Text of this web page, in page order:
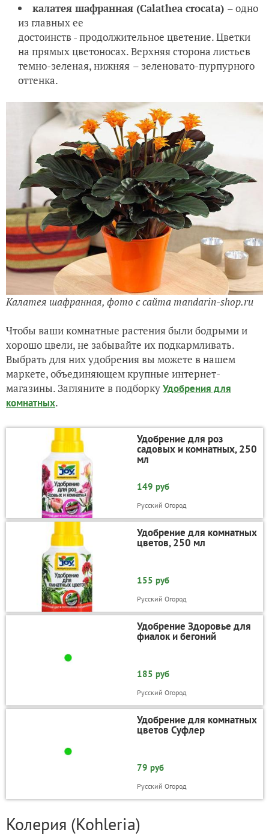
калатея шафранная (Calathea crocata) – одно
из главных ее
достоинств - продолжительное цветение. Цветки
на прямых цветоносах. Верхняя сторона листьев
темно-зеленая, нижняя – зеленовато-пурпурного
оттенка.
Калатея шафранная, фото с сайта mandarin-shop.ru
Чтобы ваши комнатные растения были бодрыми и
хорошо цвели, не забывайте их подкармливать.
Выбрать для них удобрения вы можете в нашем
маркете, объединяющем крупные интернет-
магазины. Загляните в подборкуУдобрения для
комнатных.
Удобрение для роз
садовых и комнатных, 250
мл
149 руб
Русский Огород
Удобрение для комнатных
цветов, 250 мл
155 руб
Русский Огород
Удобрение Здоровье для
фиалок и бегоний
185 руб
Русский Огород
Удобрение для комнатных
цветов Суфлер
79 руб
Русский Огород
Колерия (Kohleria)